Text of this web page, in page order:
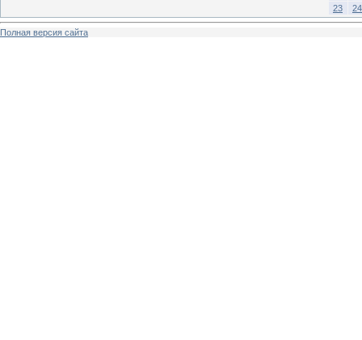
23
24
Полная версия сайта